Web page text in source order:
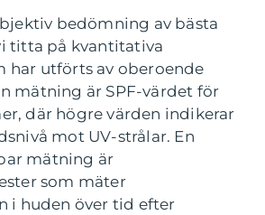
bedömning av bästa
titta på kvantitativa
har utförts av oberoende
mätning är SPF-värdet för
där högre värden indikerar
mot UV-strålar. En
mätning är
som mäter
i huden över tid efter